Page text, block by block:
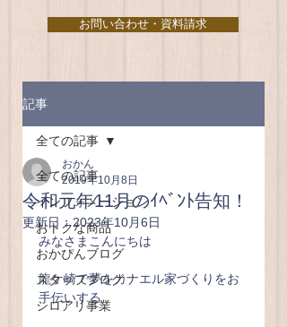
お問い合わせ・資料請求
記事
全ての記事
インフォメーション
おトクな商品
おかぴんブログ
スタッフブログ
シロアリ事業
全ての記事
令和元年11月のｲﾍﾞﾝﾄ告知！
おかん
2019年10月8日
更新日：2023年10月6日
みなさまこんにちは
龍ケ崎で夢をカナエル家づくりをお
手伝いする